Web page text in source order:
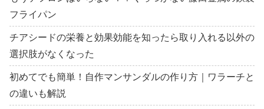
フライパン
チアシードの栄養と効果効能を知ったら取り入れる以外の
選択肢がなくなった
初めてでも簡単！自作マンサンダルの作り方｜ワラーチと
の違いも解説